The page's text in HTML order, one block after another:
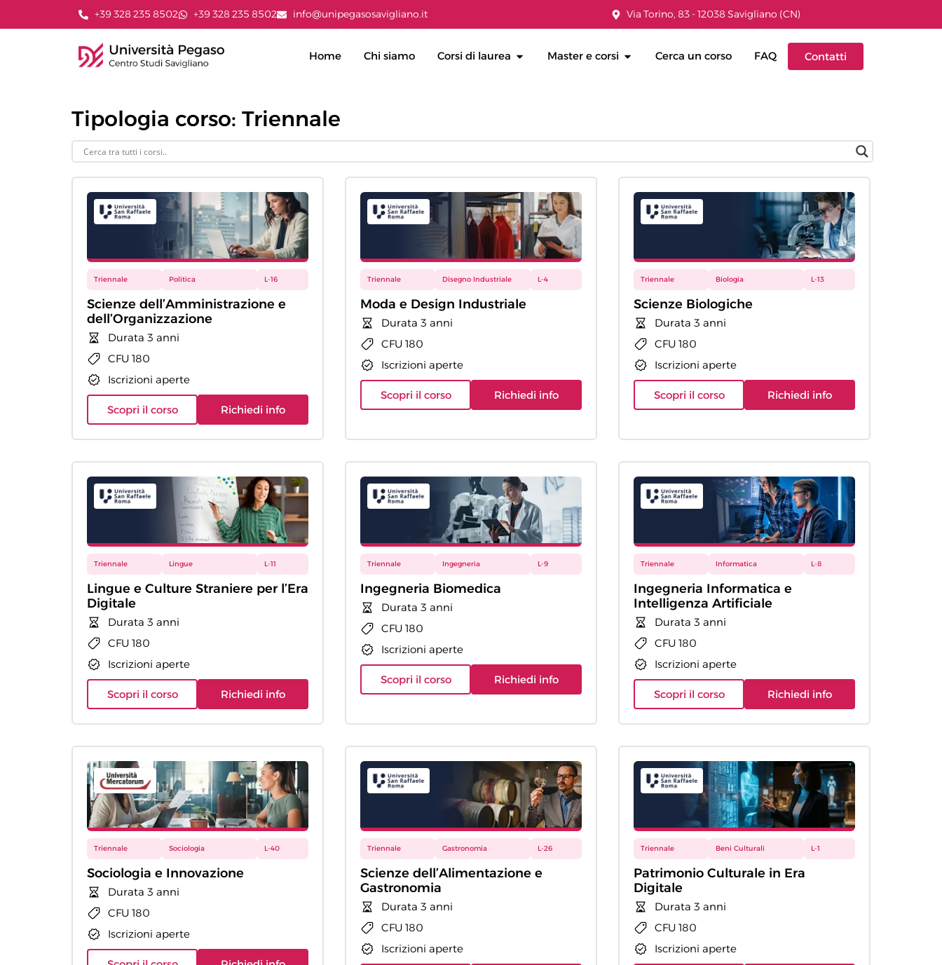
+39 328 235 8502 +39 328 235 8502 info@unipegasosavigliano.it Via Torino, 83 - 12038 Savigliano (CN)
Home Chi siamo Corsi di laurea Master e corsi Cerca un corso FAQ Contatti
Tipologia corso: Triennale
Triennale Politica L-16
Scienze dell’Amministrazione e
dell’Organizzazione
Durata 3 anni
CFU 180
Iscrizioni aperte
Scopri il corso Richiedi info
Triennale Disegno Industriale L-4
Moda e Design Industriale
Durata 3 anni
CFU 180
Iscrizioni aperte
Scopri il corso Richiedi info
Triennale Biologia L-13
Scienze Biologiche
Durata 3 anni
CFU 180
Iscrizioni aperte
Scopri il corso Richiedi info
Triennale Lingue L-11
Lingue e Culture Straniere per l’Era
Digitale
Durata 3 anni
CFU 180
Iscrizioni aperte
Scopri il corso Richiedi info
Triennale Ingegneria L-9
Ingegneria Biomedica
Durata 3 anni
CFU 180
Iscrizioni aperte
Scopri il corso Richiedi info
Triennale Informatica L-8
Ingegneria Informatica e
Intelligenza Artificiale
Durata 3 anni
CFU 180
Iscrizioni aperte
Scopri il corso Richiedi info
Triennale Sociologia L-40
Sociologia e Innovazione
Durata 3 anni
CFU 180
Iscrizioni aperte
Triennale Gastronomia L-26
Scienze dell’Alimentazione e
Gastronomia
Durata 3 anni
CFU 180
Iscrizioni aperte
Triennale Beni Culturali L-1
Patrimonio Culturale in Era
Digitale
Durata 3 anni
CFU 180
Iscrizioni aperte